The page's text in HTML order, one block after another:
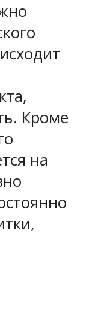
Кроме
на